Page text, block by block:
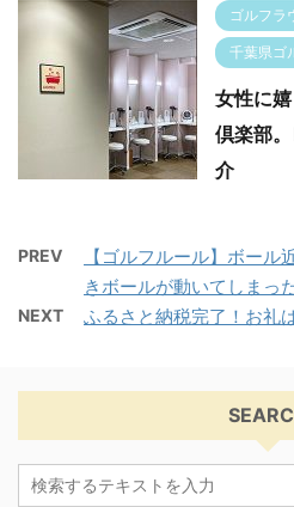
ゴルフラ
千葉県ゴ
女性に
倶楽部
介
PREV
【ゴルフルール】ボール
きボールが動いてしまっ
NEXT ふるさと納税完了！お礼